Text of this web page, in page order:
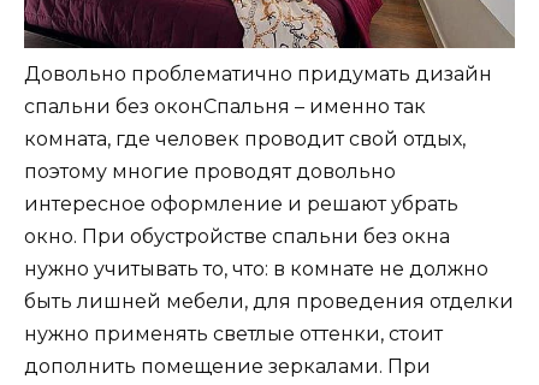
Довольно проблематично придумать дизайн
спальни без оконСпальня – именно так
комната, где человек проводит свой отдых,
поэтому многие проводят довольно
интересное оформление и решают убрать
окно. При обустройстве спальни без окна
нужно учитывать то, что: в комнате не должно
быть лишней мебели, для проведения отделки
нужно применять светлые оттенки, стоит
дополнить помещение зеркалами. При